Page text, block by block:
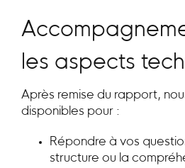
les aspects
Après remise du rapport,
disponibles pour :
Répondre à vos
structure ou la